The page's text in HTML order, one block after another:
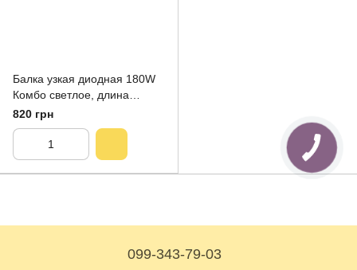
Балка узкая диодная 180W
Комбо светлое, длина
500мм диоды Cree
820 грн
099-343-79-03